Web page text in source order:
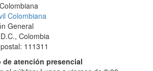
General
Colombia
111311
de atención presencial